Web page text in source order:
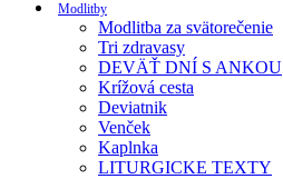
Modlitby
Modlitba za svätorečenie
Tri zdravasy
DEVÄŤ DNÍ S ANKOU
Krížová cesta
Deviatnik
Venček
Kaplnka
LITURGICKE TEXTY